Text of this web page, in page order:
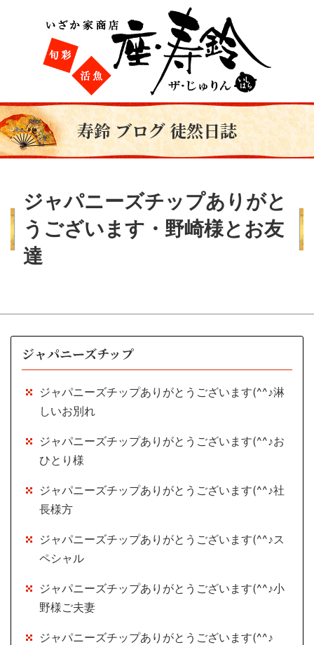
寿鈴 ブログ 徒然日誌
ジャパニーズチップありがと
うございます・野崎様とお友
達
ジャパニーズチップ
ジャパニーズチップありがとうございます(^^♪淋
しいお別れ
ジャパニーズチップありがとうございます(^^♪お
ひとり様
ジャパニーズチップありがとうございます(^^♪社
長様方
ジャパニーズチップありがとうございます(^^♪ス
ペシャル
ジャパニーズチップありがとうございます(^^♪小
野様ご夫妻
ジャパニーズチップありがとうございます(^^♪